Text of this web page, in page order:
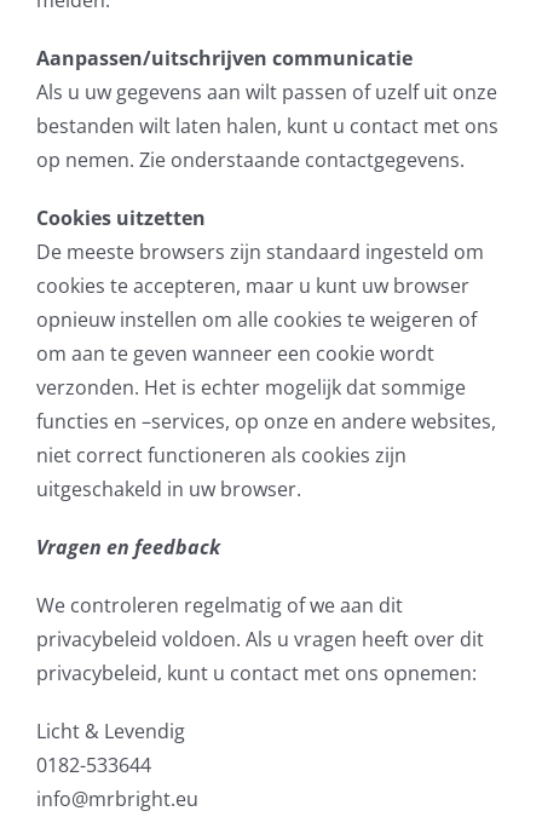
Aanpassen/uitschrijven communicatie
Als u uw gegevens aan wilt passen of uzelf uit onze
bestanden wilt laten halen, kunt u contact met ons
op nemen. Zie onderstaande contactgegevens.
Cookies uitzetten
De meeste browsers zijn standaard ingesteld om
cookies te accepteren, maar u kunt uw browser
opnieuw instellen om alle cookies te weigeren of
om aan te geven wanneer een cookie wordt
verzonden. Het is echter mogelijk dat sommige
functies en –services, op onze en andere websites,
niet correct functioneren als cookies zijn
uitgeschakeld in uw browser.
Vragen en feedback
We controleren regelmatig of we aan dit
privacybeleid voldoen. Als u vragen heeft over dit
privacybeleid, kunt u contact met ons opnemen:
Licht & Levendig
0182-533644
info@mrbright.eu